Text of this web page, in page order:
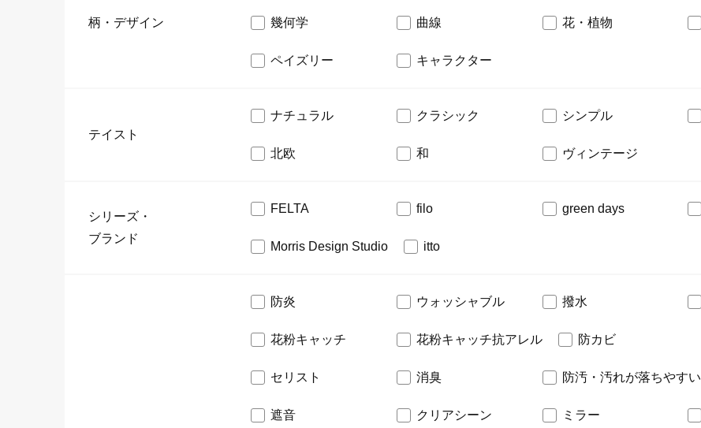
柄・デザイン 幾何学 曲線 花・植物
ペイズリー キャラクター
テイスト
ナチュラル クラシック シンプル
北欧 和 ヴィンテージ
シリーズ・
ブランド
FELTA filo green days
Morris Design Studio itto
防炎 ウォッシャブル 撥水
花粉キャッチ 花粉キャッチ抗アレル 防カビ
セリスト 消臭 防汚・汚れが落ちやすい
遮音 クリアシーン ミラー